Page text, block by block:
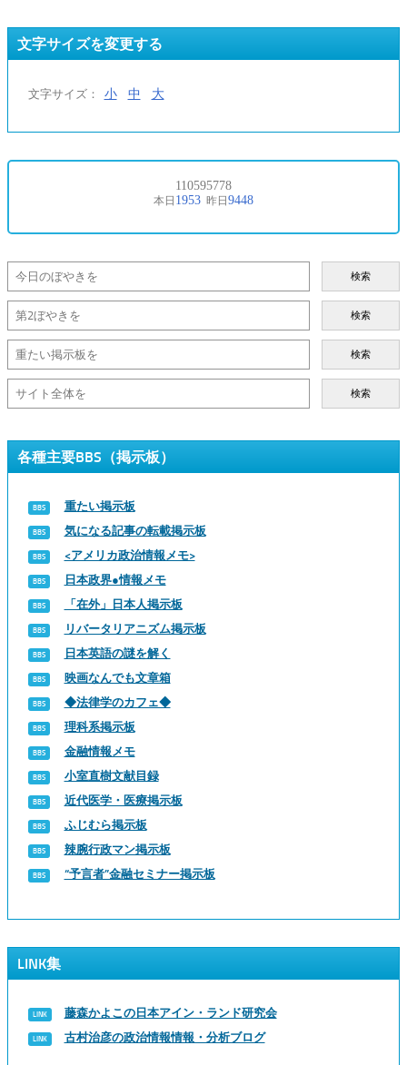
文字サイズを変更する
文字サイズ： 小 中 大
検索
検索
検索
検索
各種主要BBS（掲示板）
重たい掲示板
気になる記事の転載掲示板
<アメリカ政治情報メモ>
日本政界●情報メモ
「在外」日本人掲示板
リバータリアニズム掲示板
日本英語の謎を解く
映画なんでも文章箱
◆法律学のカフェ◆
理科系掲示板
金融情報メモ
小室直樹文献目録
近代医学・医療掲示板
ふじむら掲示板
辣腕行政マン掲示板
“予言者”金融セミナー掲示板
LINK集
藤森かよこの日本アイン・ランド研究会
古村治彦の政治情報情報・分析ブログ